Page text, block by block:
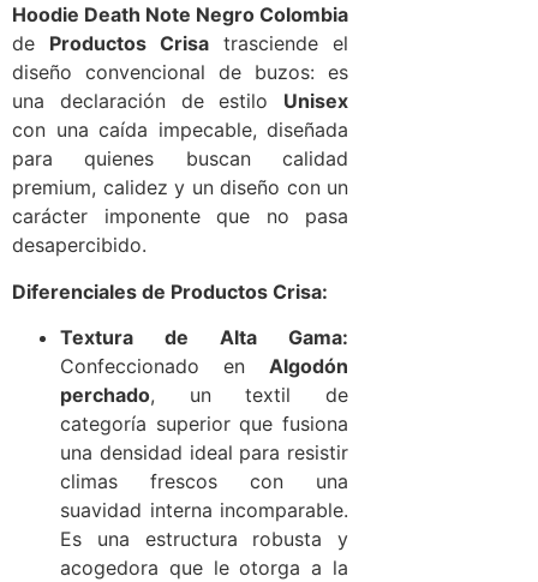
Hoodie Death Note Negro Colombia
de Productos Crisa trasciende el
diseño convencional de buzos: es
una declaración de estilo Unisex
con una caída impecable, diseñada
para quienes buscan calidad
premium, calidez y un diseño con un
carácter imponente que no pasa
desapercibido.
Diferenciales de Productos Crisa:
Textura de Alta Gama:
Confeccionado en Algodón
perchado, un textil de
categoría superior que fusiona
una densidad ideal para resistir
climas frescos con una
suavidad interna incomparable.
Es una estructura robusta y
acogedora que le otorga a la